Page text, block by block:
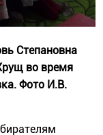
Степановна
во время
Фото И.В.